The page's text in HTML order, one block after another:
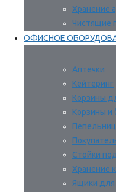
Хранение
Чистящие
ОФИСНОЕ
Аптечки
Кейтеринг
Корзины
Корзины и
Стойки
Хранение
Ящики для